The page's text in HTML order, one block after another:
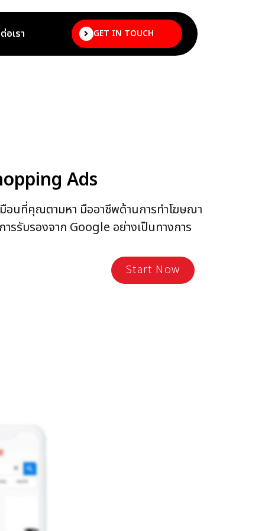
อเรา GET IN TOUCH
Ads
อนที่คุณตามหา มืออาชีพด้านการทำโฆษณา
รับรองจาก Google อย่างเป็นทางการ
Start Now